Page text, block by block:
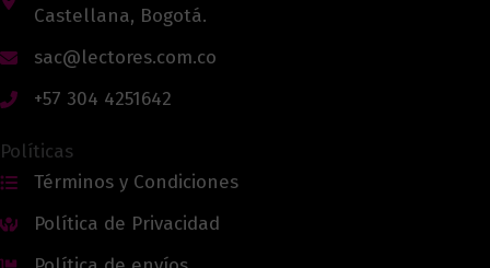
Castellana, Bogotá.
sac@lectores.com.co
+57 304 4251642
Políticas
Términos y Condiciones
Política de Privacidad